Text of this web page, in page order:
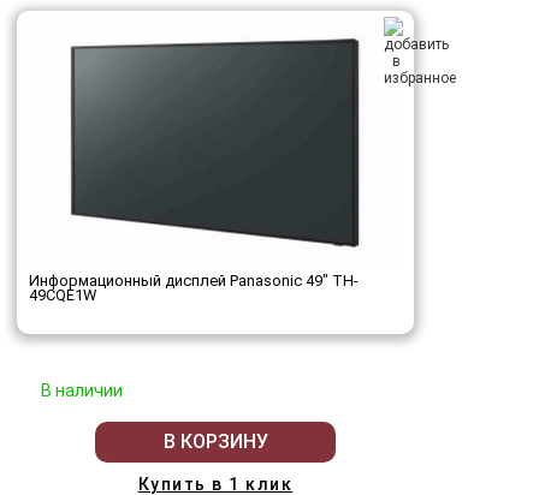
Информационный дисплей Panasonic 49" TH-
49CQE1W
В наличии
В КОРЗИНУ
Купить в 1 клик